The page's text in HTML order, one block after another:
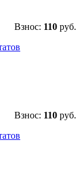
Взнос: 110 руб.
Взнос: 110 руб.